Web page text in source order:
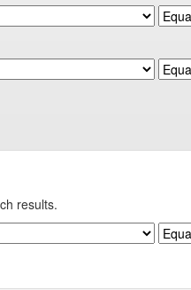
results.